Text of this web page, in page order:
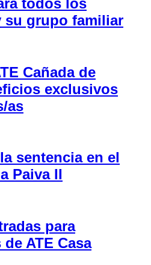
su grupo familiar
Cañada de
exclusivos
as
sentencia en el
Paiva II
para
ATE Casa